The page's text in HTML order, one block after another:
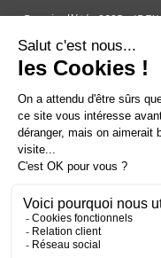
Depuis l’été 2025,
positif pour la planète et
Mentions légales